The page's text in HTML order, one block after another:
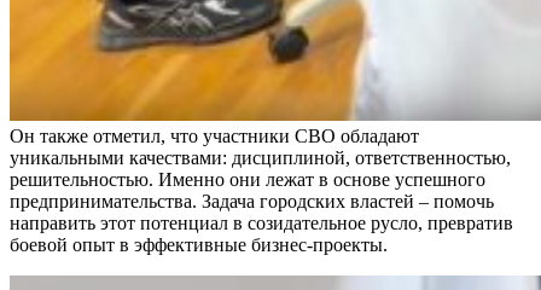
Он также отметил, что участники СВО обладают
уникальными качествами: дисциплиной, ответственностью,
решительностью. Именно они лежат в основе успешного
предпринимательства. Задача городских властей – помочь
направить этот потенциал в созидательное русло, превратив
боевой опыт в эффективные бизнес-проекты.